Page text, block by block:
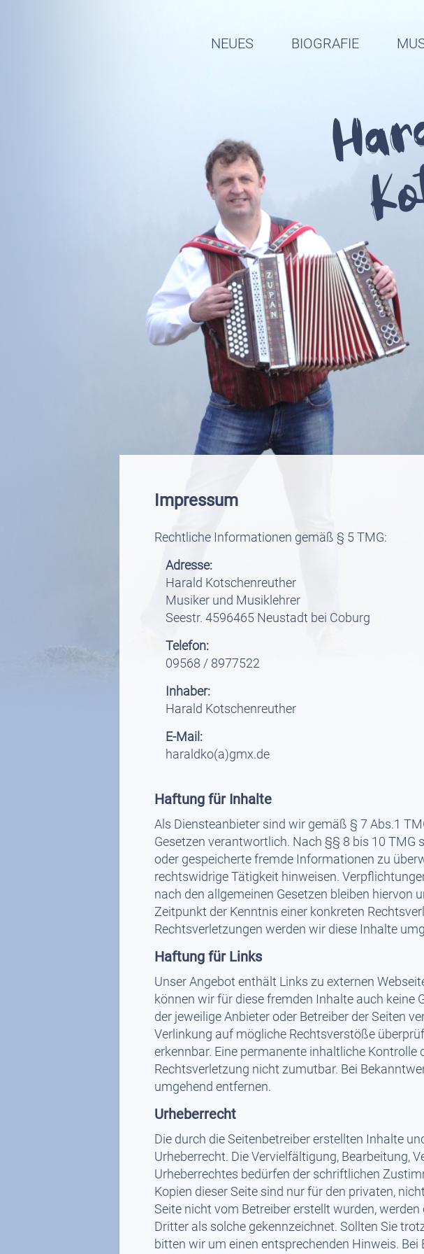
NEUES BIOGRAFIE
Impressum
Rechtliche Informationen gemäß § 5 TMG:
Adresse:
Harald Kotschenreuther
Musiker und Musiklehrer
Seestr. 4596465 Neustadt bei Coburg
Telefon:
09568 / 8977522
Inhaber:
Harald Kotschenreuther
E-Mail:
haraldko(a)gmx.de
Haftung für Inhalte
Als Diensteanbieter sind wir gemäß § 7 Abs.1
Gesetzen verantwortlich. Nach §§ 8 bis 10
oder gespeicherte fremde Informationen zu
rechtswidrige Tätigkeit hinweisen.
nach den allgemeinen Gesetzen bleiben hiervon
Zeitpunkt der Kenntnis einer konkreten
Rechtsverletzungen werden wir diese Inhalte
Haftung für Links
Unser Angebot enthält Links zu externen
können wir für diese fremden Inhalte auch keine
der jeweilige Anbieter oder Betreiber der Seiten
Verlinkung auf mögliche Rechtsverstöße
erkennbar. Eine permanente inhaltliche
Rechtsverletzung nicht zumutbar. Bei
umgehend entfernen.
Urheberrecht
Die durch die Seitenbetreiber erstellten Inhalte
Urheberrecht. Die Vervielfältigung, Bearbeitung,
Urheberrechtes bedürfen der schriftlichen
Kopien dieser Seite sind nur für den privaten,
Seite nicht vom Betreiber erstellt wurden,
Dritter als solche gekennzeichnet. Sollten Sie
bitten wir um einen entsprechenden Hinweis.